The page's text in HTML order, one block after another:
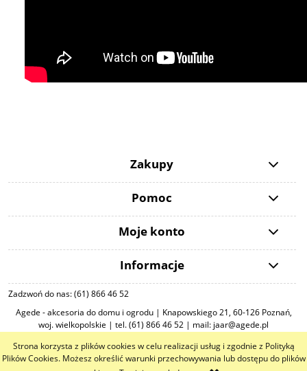
Strona korzysta z plików cookies w celu realizacji usług i zgodnie z Polityką
Plików Cookies. Możesz określić warunki przechowywania lub dostępu do plików
Zakupy
Pomoc
Moje konto
Informacje
Zadzwoń do nas: (61) 866 46 52
Agede - akcesoria do domu i ogrodu | Knapowskiego 21, 60-126 Poznań,
woj. wielkopolskie | tel. (61) 866 46 52 | mail: jaar@agede.pl
pokaż pełną wersję strony